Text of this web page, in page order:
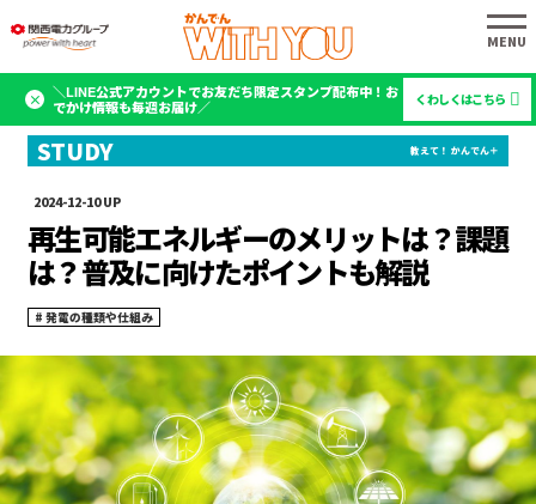
＼LINE公式アカウントでお友だち限定スタンプ配布中！お
でかけ情報も毎週お届け／
くわしくはこちら
2024-12-10
再生可能エネルギーのメリットは？課題
は？普及に向けたポイントも解説
発電の種類や仕組み